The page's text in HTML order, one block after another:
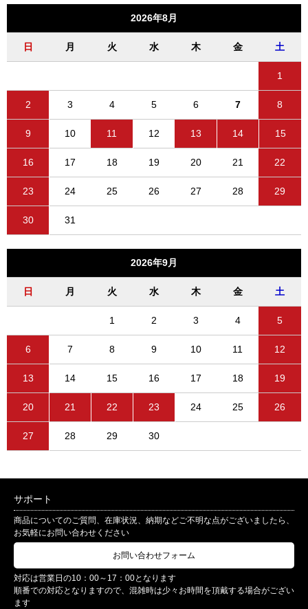
2026年8月
日 月 火 水 木 金 土
1
2 3 4 5 6 7 8
9 10 11 12 13 14 15
16 17 18 19 20 21 22
23 24 25 26 27 28 29
30 31
2026年9月
日 月 火 水 木 金 土
1 2 3 4 5
6 7 8 9 10 11 12
13 14 15 16 17 18 19
20 21 22 23 24 25 26
27 28 29 30
サポート
商品についてのご質問、在庫状況、納期などご不明な点がございましたら、
お気軽にお問い合わせください
お問い合わせフォーム
対応は営業日の10：00～17：00となります
順番での対応となりますので、混雑時は少々お時間を頂戴する場合がござい
ます